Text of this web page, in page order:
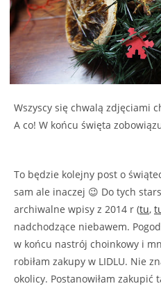
Wszyscy się chwalą zdjęciami
A co! W końcu święta
To będzie kolejny post o
sam ale inaczej 😉 Do tych
archiwalne wpisy z 2014 r (tu,
nadchodzące niebawem.
w końcu nastrój choinkowy i
robiłam zakupy w LIDLU. Nie
okolicy. Postanowiłam